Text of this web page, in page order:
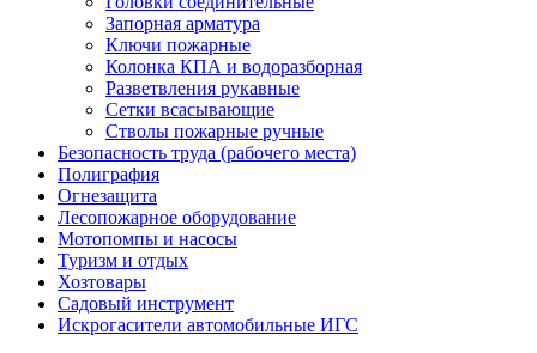
Запорная арматура
Ключи пожарные
Колонка КПА и водоразборная
Разветвления рукавные
Сетки всасывающие
Стволы пожарные ручные
Безопасность труда (рабочего места)
Полиграфия
Огнезащита
Лесопожарное оборудование
Мотопомпы и насосы
Туризм и отдых
Хозтовары
Садовый инструмент
Искрогасители автомобильные ИГС